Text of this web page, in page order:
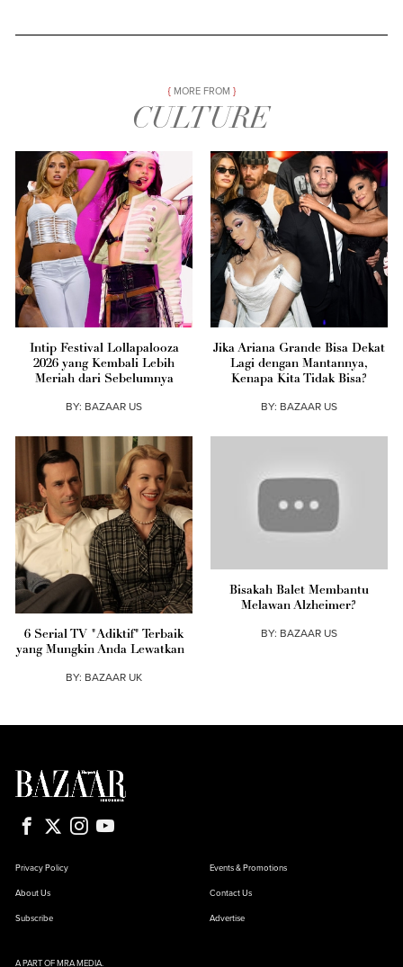
MORE FROM
CULTURE
Intip Festival Lollapalooza
2026 yang Kembali Lebih
Meriah dari Sebelumnya
BY: BAZAAR US
Jika Ariana Grande Bisa Dekat
Lagi dengan Mantannya,
Kenapa Kita Tidak Bisa?
BY: BAZAAR US
6 Serial TV "Adiktif" Terbaik
yang Mungkin Anda Lewatkan
BY: BAZAAR UK
Bisakah Balet Membantu
Melawan Alzheimer?
BY: BAZAAR US
Privacy Policy Events & Promotions
About Us Contact Us
Subscribe Advertise
A PART OF MRA MEDIA.